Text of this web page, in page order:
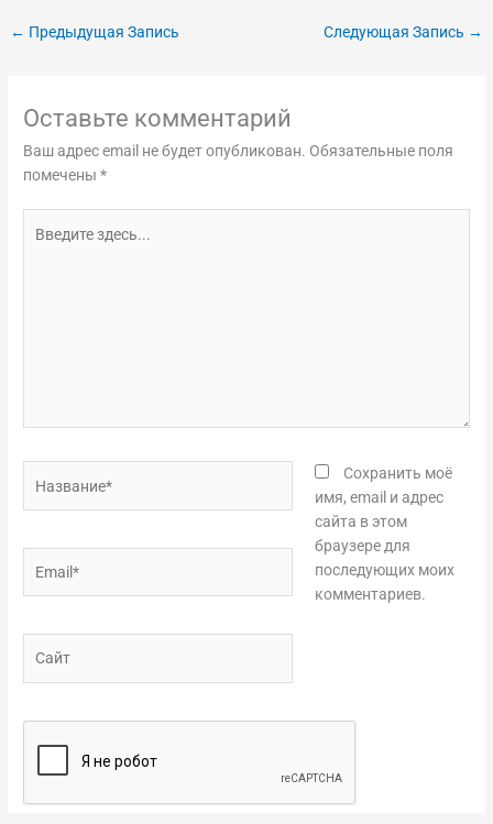
← Предыдущая Запись Следующая Запись →
Оставьте комментарий
Ваш адрес email не будет опубликован. Обязательные поля
помечены*
здесь...
Сохранить моё
имя, email и адрес
сайта в этом
браузере для
последующих моих
комментариев.